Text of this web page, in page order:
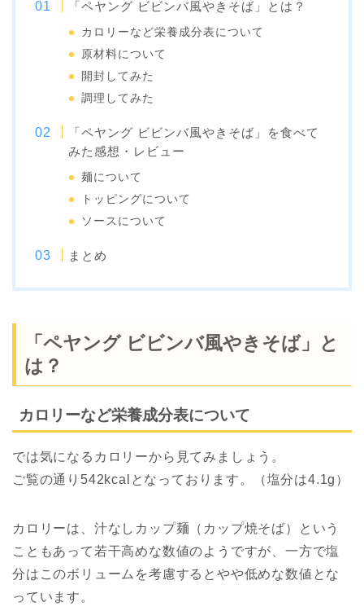
「ペヤング ビビンバ風やきそば」とは？
カロリーなど栄養成分表について
原材料について
開封してみた
調理してみた
「ペヤング ビビンバ風やきそば」を食べて
みた感想・レビュー
麺について
トッピングについて
ソースについて
まとめ
「ペヤング ビビンバ風やきそば」と
は？
カロリーなど栄養成分表について
では気になるカロリーから見てみましょう。
ご覧の通り542kcalとなっております。（塩分は4.1g）
カロリーは、汁なしカップ麺（カップ焼そば）という
こともあって若干高めな数値のようですが、一方で塩
分はこのボリュームを考慮するとやや低めな数値とな
っています。